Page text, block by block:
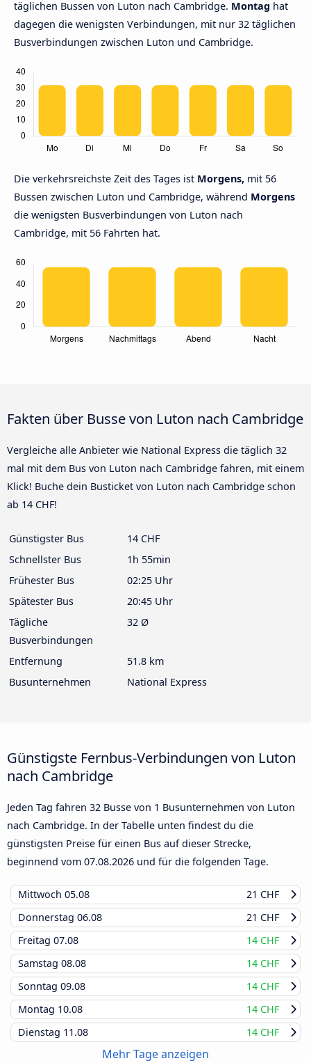
täglichen Bussen von Luton nach Cambridge. Montag hat
dagegen die wenigsten Verbindungen, mit nur 32 täglichen
Busverbindungen zwischen Luton und Cambridge.
Die verkehrsreichste Zeit des Tages ist Morgens, mit 56
Bussen zwischen Luton und Cambridge, während Morgens
die wenigsten Busverbindungen von Luton nach
Cambridge, mit 56 Fahrten hat.
Fakten über Busse von Luton nach Cambridge
Vergleiche alle Anbieter wie National Express die täglich 32
mal mit dem Bus von Luton nach Cambridge fahren, mit einem
Klick! Buche dein Busticket von Luton nach Cambridge schon
ab 14 CHF!
Günstigster Bus
14 CHF
Schnellster Bus
1h 55min
Frühester Bus
02:25 Uhr
Spätester Bus
20:45 Uhr
Tägliche
Busverbindungen
32 Ø
Entfernung
51.8 km
Busunternehmen
National Express
Günstigste Fernbus-Verbindungen von Luton
nach Cambridge
Jeden Tag fahren 32 Busse von 1 Busunternehmen von Luton
nach Cambridge. In der Tabelle unten findest du die
günstigsten Preise für einen Bus auf dieser Strecke,
beginnend vom 07.08.2026 und für die folgenden Tage.
Mittwoch 05.08
21 CHF
Donnerstag 06.08
21 CHF
Freitag 07.08
14 CHF
Samstag 08.08
14 CHF
Sonntag 09.08
14 CHF
Montag 10.08
14 CHF
Dienstag 11.08 14 CHF
Mehr Tage anzeigen